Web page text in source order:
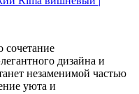
сочетание
дизайна и
незаменимой частью
уюта и